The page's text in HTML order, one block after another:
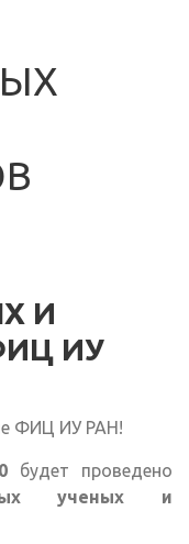
И
ИУ
ФИЦ ИУ РАН!
будет проведено
ученых и